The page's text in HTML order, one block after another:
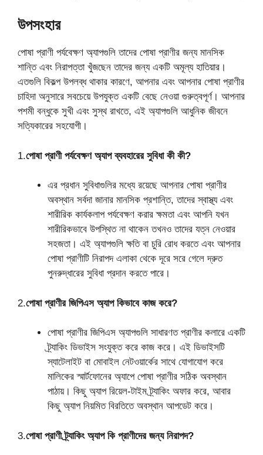
উপসংহার
পোষা প্রাণী পর্যবেক্ষণ অ্যাপগুলি তাদের পোষা প্রাণীর জন্য মানসিক
শান্তি এবং নিরাপত্তা খুঁজছেন তাদের জন্য একটি অমূল্য হাতিয়ার।
এতগুলি বিকল্প উপলব্ধ থাকার কারণে, আপনার এবং আপনার পোষা প্রাণীর
চাহিদা অনুসারে সবচেয়ে উপযুক্ত একটি বেছে নেওয়া গুরুত্বপূর্ণ। আপনার
পশমী বন্ধুকে সুখী এবং সুস্থ রাখতে, এই অ্যাপগুলি আধুনিক জীবনে
সত্যিকারের সহযোগী।
1.পোষা প্রাণী পর্যবেক্ষণ অ্যাপ ব্যবহারের সুবিধা কী কী?
এর প্রধান সুবিধাগুলির মধ্যে রয়েছে আপনার পোষা প্রাণীর
অবস্থান সর্বদা জানার মানসিক প্রশান্তি, তাদের স্বাস্থ্য এবং
শারীরিক কার্যকলাপ পর্যবেক্ষণ করার ক্ষমতা এবং আপনি যখন
শারীরিকভাবে উপস্থিত না থাকেন তখনও তাদের যত্ন নেওয়ার
সহজতা। এই অ্যাপগুলি ক্ষতি বা চুরি রোধ করতে এবং আপনার
পোষা প্রাণীটি নিরাপদ এলাকা থেকে দূরে সরে গেলে দ্রুত
পুনরুদ্ধারের সুবিধা প্রদান করতে পারে।
2.পোষা প্রাণীর জিপিএস অ্যাপ কিভাবে কাজ করে?
পোষা প্রাণীর জিপিএস অ্যাপগুলি সাধারণত প্রাণীর কলারে একটি
ট্র্যাকিং ডিভাইস সংযুক্ত করে কাজ করে। এই ডিভাইসটি
স্যাটেলাইট বা মোবাইল নেটওয়ার্কের সাথে যোগাযোগ করে
মালিকের স্মার্টফোনের অ্যাপে পোষা প্রাণীর সঠিক অবস্থান
পাঠায়। কিছু অ্যাপ রিয়েল-টাইম ট্র্যাকিং অফার করে, আবার
কিছু অ্যাপ নিয়মিত বিরতিতে অবস্থান আপডেট করে।
3.পোষা প্রাণী ট্র্যাকিং অ্যাপ কি প্রাণীদের জন্য নিরাপদ?